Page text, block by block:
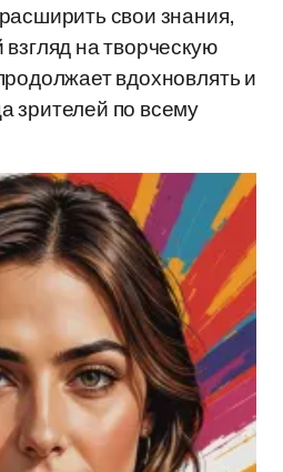
свои знания,
на творческую
вдохновлять и
зрителей по всему